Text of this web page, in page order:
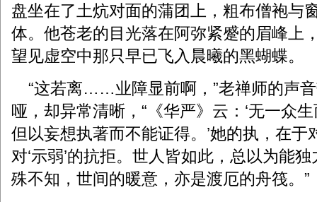
盘坐在了土炕对面的蒲团上，粗布僧袍与
体。他苍老的目光落在阿弥紧蹙的眉峰上
望见虚空中那只早已飞入晨曦的黑蝴蝶。
“这若离……业障显前啊，”老禅师的声
哑，却异常清晰，“《华严》云：‘无一众
但以妄想执著而不能证得。’她的执，在于
对‘示弱’的抗拒。世人皆如此，总以为能
殊不知，世间的暖意，亦是渡厄的舟筏。”